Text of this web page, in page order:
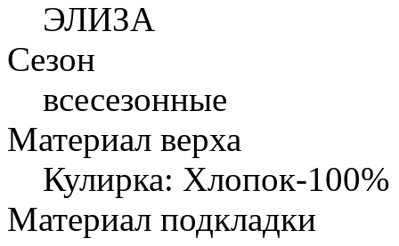
ЭЛИЗА
Сезон
всесезонные
Материал верха
Кулирка: Хлопок-100%
Материал подкладки